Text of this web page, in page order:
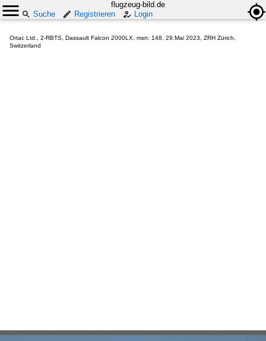
flugzeug-bild.de
Suche
Registrieren Login
Ortac Ltd., 2-RBTS, Dassault Falcon 2000LX, msn: 148, 29.Mai 2023, ZRH Zürich,
Switzerland